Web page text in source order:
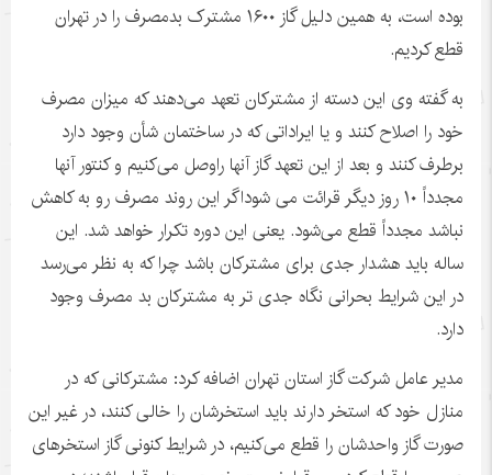
بوده است، به همین دلیل گاز ۱۶۰۰ مشترک
بدمصرفرا در تهران
قطع کردیم.
به گفته وی این دسته از مشترکان تعهد می‌دهند که میزان مصرف
خود را اصلاح کنند و یا ایراداتی که در ساختمان شأن وجود دارد
برطرف کنند و بعد از این تعهد گاز آنها راوصلمی‌کنیم و کنتور آنها
مجدداً ۱۰ روز دیگر قرائت
میشوداگر این روند مصرف رو به کاهش
نباشد مجدداً قطع می‌شود. یعنی این دوره تکرار خواهد شد. این
ساله باید هشدار جدی برای مشترکان باشد چرا که به نظر می‌رسد
در این شرایط بحرانی نگاه جدی تر به مشترکان بد مصرف وجود
دارد.
مدیر عامل شرکت گاز استان تهران اضافه کرد: مشترکانی که در
منازل خود که استخر دارند باید استخرشان را خالی کنند، در غیر این
صورت گاز واحدشان را قطع می‌کنیم، در شرایط کنونی گاز استخرهای